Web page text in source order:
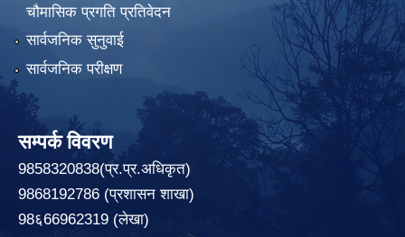
चौमासिक प्रगति प्रतिवेदन
सार्वजनिक सुनुवाई
सार्वजनिक परीक्षण
सम्पर्क विवरण
9858320838(प्र.प्र.अधिकृत)
9868192786 (प्रशासन शाखा)
98६66962319 (लेखा)